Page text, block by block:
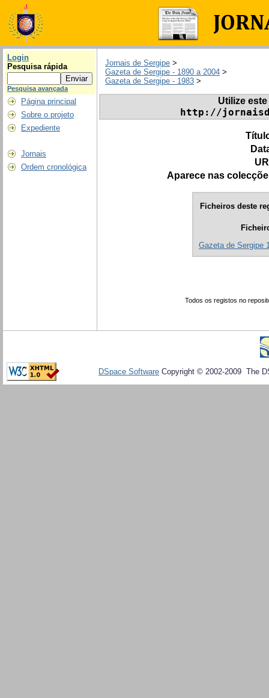
Login
Pesquisa rápida
Pesquisa avançada
Página principal
Sobre o projeto
Expediente
Jornais
Ordem cronológica
Jornais de Sergipe >
Gazeta de Sergipe - 1890 a 2004 >
Gazeta de Sergipe - 1983 >
Utilize
http://
Aparece nas
Ficheiros deste
Gazeta de Sergipe
Todos os registos no
DSpace Software Copyright © 2002-2009 The